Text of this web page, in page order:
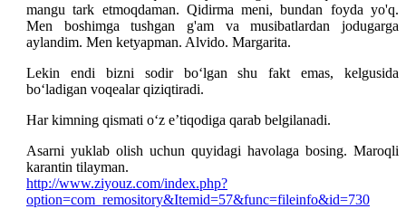
mangu tark etmoqdaman. Qidirma meni, bundan foyda yo'q.
Men boshimga tushgan g'am va musibatlardan jodugarga
aylandim. Men ketyapman. Alvido. Margarita.
Lekin endi bizni sodir bo‘lgan shu fakt emas, kelgusida
bo‘ladigan voqealar qiziqtiradi.
Har kimning qismati o‘z e’tiqodiga qarab belgilanadi.
Asarni yuklab olish uchun quyidagi havolaga bosing. Maroqli
karantin tilayman.
http://www.ziyouz.com/index.php?
option=com_remository&Itemid=57&func=fileinfo&id=730